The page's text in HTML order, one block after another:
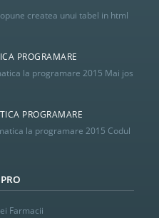
createa unui tabel in html
PROGRAMARE
la programare 2015 Mai jos
PROGRAMARE
la programare 2015 Codul
Farmacii